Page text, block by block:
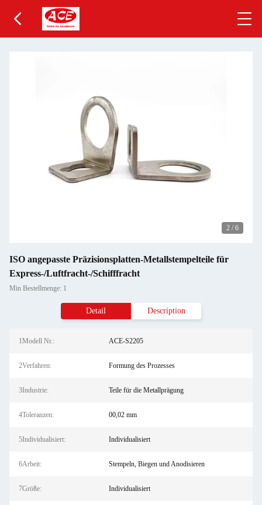
2 / 6
ISO angepasste Präzisionsplatten-Metallstempelteile für
Express-/Luftfracht-/Schifffracht
Min Bestellmenge: 1
Detail Description
1Modell Nr.: ACE-S2205
2Verfahren: Formung des Prozesses
3Industrie: Teile für die Metallprägung
4Toleranzen: 00,02 mm
5Individualisiert: Individualisiert
6Arbeit: Stempeln, Biegen und Anodisieren
7Größe: Individualisiert